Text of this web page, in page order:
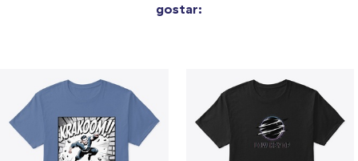
gostar: